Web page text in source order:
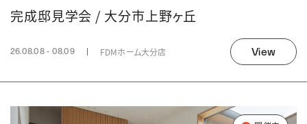
完成邸見学会 / 大分市上野ヶ丘
26.08.08 - 08.09 FDMホーム大分店 View